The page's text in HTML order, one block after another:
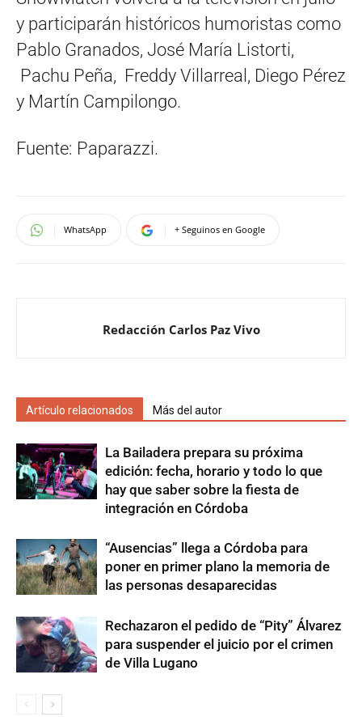
y participarán históricos humoristas como
Pablo Granados, José María Listorti,
Pachu Peña, Freddy Villarreal, Diego Pérez
y Martín Campilongo.
Fuente: Paparazzi.
WhatsApp + Seguinos en Google
Redacción Carlos Paz Vivo
Artículo relacionados Más del autor
La Bailadera prepara su próxima
edición: fecha, horario y todo lo que
hay que saber sobre la fiesta de
integración en Córdoba
“Ausencias” llega a Córdoba para
poner en primer plano la memoria de
las personas desaparecidas
Rechazaron el pedido de “Pity” Álvarez
para suspender el juicio por el crimen
de Villa Lugano